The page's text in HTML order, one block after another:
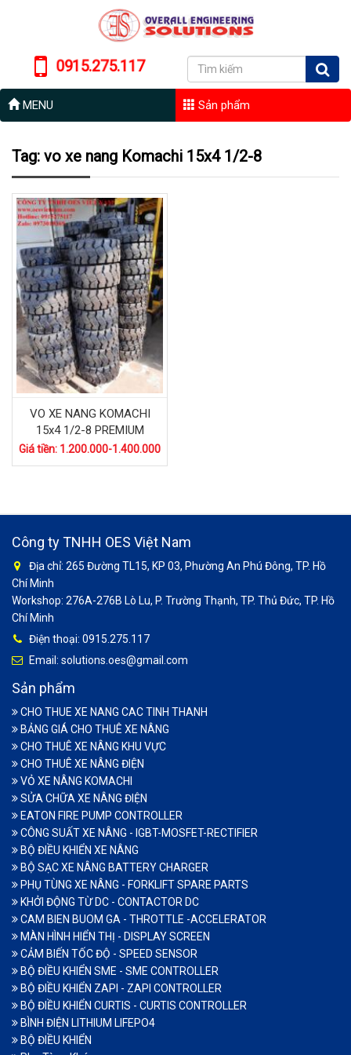
0915.275.117
MENU Sản phẩm
Tag: vo xe nang Komachi 15x4 1/2-8
VO XE NANG KOMACHI
15x4 1/2-8 PREMIUM
Giá tiền: 1.200.000-1.400.000
Công ty TNHH OES Việt Nam
Địa chỉ: 265 Đường TL15, KP 03, Phường An Phú Đông, TP. Hồ
Chí Minh
Workshop: 276A-276B Lò Lu, P. Trường Thạnh, TP. Thủ Đức, TP. Hồ
Chí Minh
Điện thoại: 0915.275.117
Email: solutions.oes@gmail.com
Sản phẩm
CHO THUE XE NANG CAC TINH THANH
BẢNG GIÁ CHO THUÊ XE NÂNG
CHO THUÊ XE NÂNG KHU VỰC
CHO THUÊ XE NÂNG ĐIỆN
VỎ XE NÂNG KOMACHI
SỬA CHỮA XE NÂNG ĐIỆN
EATON FIRE PUMP CONTROLLER
CÔNG SUẤT XE NÂNG - IGBT-MOSFET-RECTIFIER
BỘ ĐIỀU KHIỂN XE NÂNG
BỘ SẠC XE NÂNG BATTERY CHARGER
PHỤ TÙNG XE NÂNG - FORKLIFT SPARE PARTS
KHỞI ĐỘNG TỪ DC - CONTACTOR DC
CAM BIEN BUOM GA - THROTTLE -ACCELERATOR
MÀN HÌNH HIỂN THỊ - DISPLAY SCREEN
CẢM BIẾN TỐC ĐỘ - SPEED SENSOR
BỘ ĐIỀU KHIỂN SME - SME CONTROLLER
BỘ ĐIỀU KHIỂN ZAPI - ZAPI CONTROLLER
BỘ ĐIỀU KHIỂN CURTIS - CURTIS CONTROLLER
BÌNH ĐIỆN LITHIUM LIFEPO4
BỘ ĐIỀU KHIỂN